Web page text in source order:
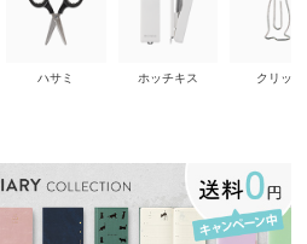
ハサミ ホッチキス クリップ